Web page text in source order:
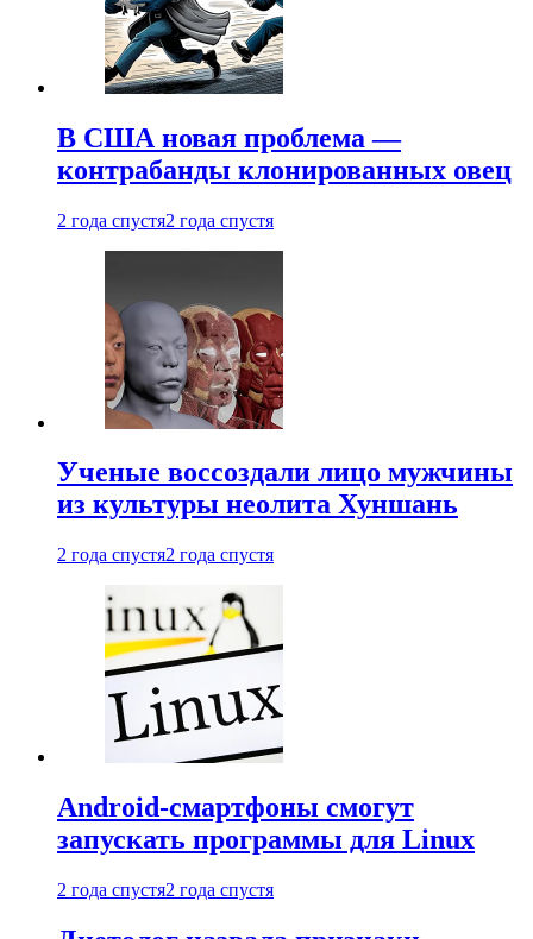
В США новая проблема —
контрабанды клонированных овец
2 года спустя2 года спустя
Ученые воссоздали лицо мужчины
из культуры неолита Хуншань
2 года спустя2 года спустя
Android-смартфоны смогут
запускать программы для Linux
2 года спустя2 года спустя